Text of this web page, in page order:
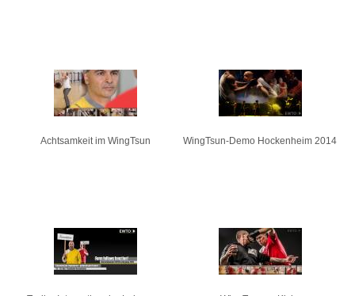
Achtsamkeit im WingTsun WingTsun-Demo Hockenheim 2014